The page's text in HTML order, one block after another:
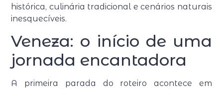
histórica, culinária tradicional e cenários naturais
inesquecíveis.
Veneza: o início de uma
jornada encantadora
A primeira parada do roteiro acontece em